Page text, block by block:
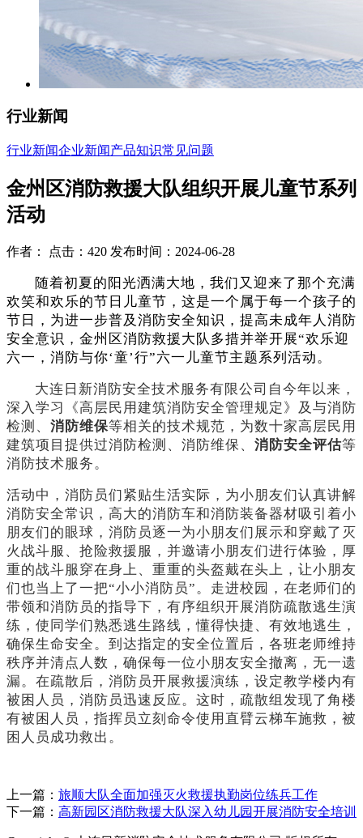
行业新闻
行业新闻企业新闻产品知识常见问题
金州区消防救援大队组织开展儿童节系列
活动
作者： 点击：420 发布时间：2024-06-28
随着初夏的阳光洒满大地，我们又迎来了那个充满
欢笑和欢乐的节日儿童节，这是一个属于每一个孩子的
节日，为进一步普及消防安全知识，提高未成年人消防
安全意识，金州区消防救援大队多措并举开展“欢乐迎
六一，消防与你‘童’行”六一儿童节主题系列活动。
大连日新消防安全技术服务有限公司自今年以来，
深入学习《高层民用建筑消防安全管理规定》及与消防
检测、 消防维保等相关的技术规范，为数十家高层民用
建筑项目提供过消防检测、消防维保、 消防安全评估等
消防技术服务。
活动中，消防员们紧贴生活实际，为小朋友们认真讲解
消防安全常识，高大的消防车和消防装备器材吸引着小
朋友们的眼球，消防员逐一为小朋友们展示和穿戴了灭
火战斗服、抢险救援服，并邀请小朋友们进行体验，厚
重的战斗服穿在身上、重重的头盔戴在头上，让小朋友
们也当上了一把“小小消防员”。走进校园，在老师们的
带领和消防员的指导下，有序组织开展消防疏散逃生演
练，使同学们熟悉逃生路线，懂得快捷、有效地逃生，
确保生命安全。到达指定的安全位置后，各班老师维持
秩序并清点人数，确保每一位小朋友安全撤离，无一遗
漏。在疏散后，消防员开展救援演练，设定教学楼内有
被困人员，消防员迅速反应。这时，疏散组发现了角楼
有被困人员，指挥员立刻命令使用直臂云梯车施救，被
困人员成功救出。
上一篇： 旅顺大队全面加强灭火救援执勤岗位练兵工作
下一篇： 高新园区消防救援大队深入幼儿园开展消防安全培训